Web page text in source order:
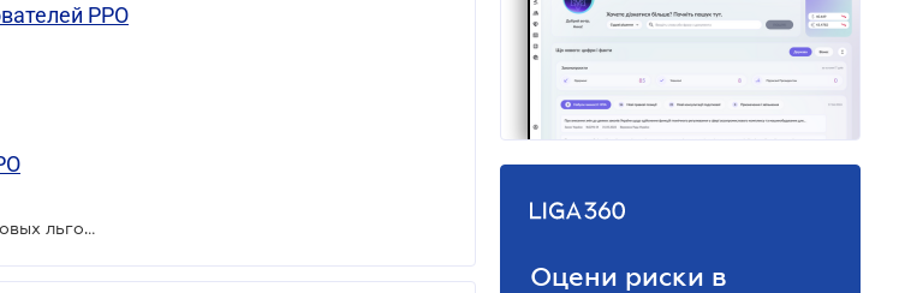
РРО
Отменена обязанность подавать отчет о суммах налоговых льгот по НДС
Оцени риски в